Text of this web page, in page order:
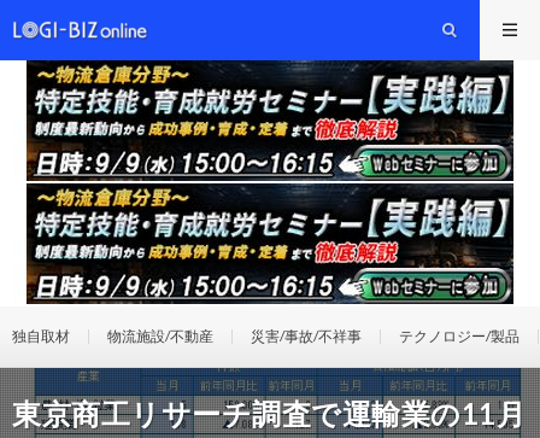
独自取材 物流施設/不動産 災害/事故/不祥事 テクノロジー/製品
東京商工リサーチ調査で運輸業の11月